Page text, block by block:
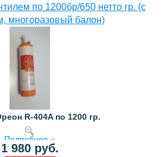
по 1200бр/650 нетто гр. (с
многоразовый балон)
R-404A по 1200 гр.
Подробнее »
1 980 руб.